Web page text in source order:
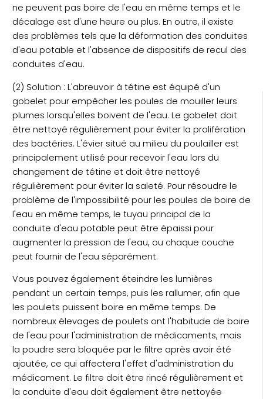
ne peuvent pas boire de l'eau en même temps et le
décalage est d'une heure ou plus. En outre, il existe
des problèmes tels que la déformation des conduites
d'eau potable et l'absence de dispositifs de recul des
conduites d'eau.
(2) Solution : L'abreuvoir à tétine est équipé d'un
gobelet pour empêcher les poules de mouiller leurs
plumes lorsqu'elles boivent de l'eau. Le gobelet doit
être nettoyé régulièrement pour éviter la prolifération
des bactéries. L'évier situé au milieu du poulailler est
principalement utilisé pour recevoir l'eau lors du
changement de tétine et doit être nettoyé
régulièrement pour éviter la saleté. Pour résoudre le
problème de l'impossibilité pour les poules de boire de
l'eau en même temps, le tuyau principal de la
conduite d'eau potable peut être épaissi pour
augmenter la pression de l'eau, ou chaque couche
peut fournir de l'eau séparément.
Vous pouvez également éteindre les lumières
pendant un certain temps, puis les rallumer, afin que
les poulets puissent boire en même temps. De
nombreux élevages de poulets ont l'habitude de boire
de l'eau pour l'administration de médicaments, mais
la poudre sera bloquée par le filtre après avoir été
ajoutée, ce qui affectera l'effet d'administration du
médicament. Le filtre doit être rincé régulièrement et
la conduite d'eau doit également être nettoyée